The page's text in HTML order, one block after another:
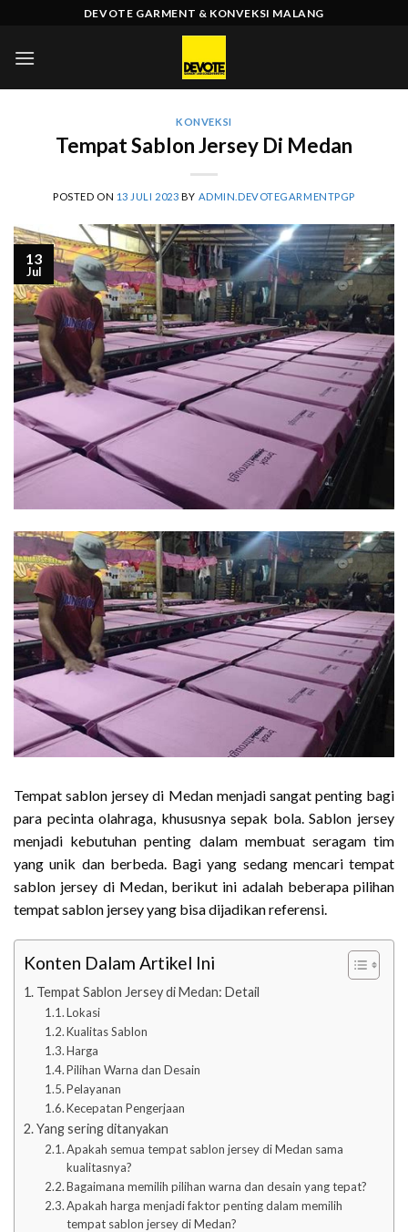
content
DEVOTE GARMENT & KONVEKSI MALANG
KONVEKSI
Tempat Sablon Jersey Di Medan
POSTED ON 13 JULI 2023 BY ADMIN.DEVOTEGARMENTPGP
13
Jul
Tempat sablon jersey di Medan menjadi sangat penting bagi
para pecinta olahraga, khususnya sepak bola. Sablon jersey
menjadi kebutuhan penting dalam membuat seragam tim
yang unik dan berbeda. Bagi yang sedang mencari tempat
sablon jersey di Medan, berikut ini adalah beberapa pilihan
tempat sablon jersey yang bisa dijadikan referensi.
Konten Dalam Artikel Ini
Tempat Sablon Jersey di Medan: Detail
Lokasi
Kualitas Sablon
Harga
Pilihan Warna dan Desain
Pelayanan
Kecepatan Pengerjaan
Yang sering ditanyakan
Apakah semua tempat sablon jersey di Medan sama
kualitasnya?
Bagaimana memilih pilihan warna dan desain yang tepat?
Apakah harga menjadi faktor penting dalam memilih
tempat sablon jersey di Medan?